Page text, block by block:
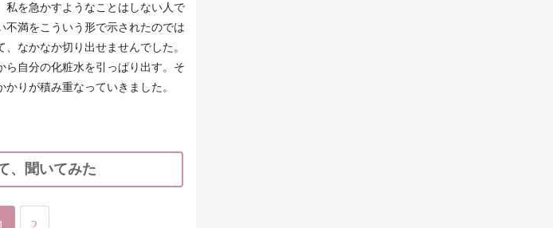
私を急かすようなことはしない人で
不満をこういう形で示されたのでは
なかなか切り出せませんでした。
ら自分の化粧水を引っぱり出す。そ
りが積み重なっていきました。
、聞いてみた
2